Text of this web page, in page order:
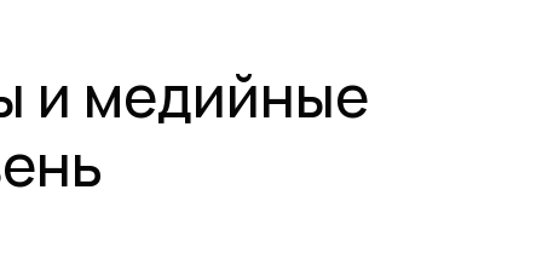
и медийные